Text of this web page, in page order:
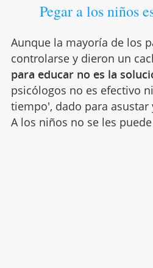
Pegar a los niños
Aunque la mayoría de los
controlarse y dieron un
para educar no es la
psicólogos no es efectivo
tiempo', dado para
A los niños no se les